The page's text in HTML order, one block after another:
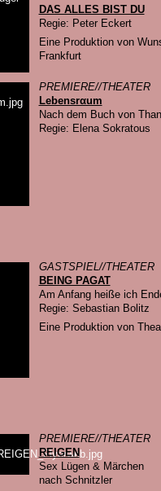
DAS ALLES BIST DU
Regie: Peter Eckert
Eine Produktion von
Frankfurt
PREMIERE//THEATER
Lebensrαum
Nach dem Buch von
Regie: Elena Sokratous
GASTSPIEL//THEATER
BEING PAGAT
Am Anfang heiße ich
Regie: Sebastian Bolitz
Eine Produktion von
PREMIERE//THEATER
REIGEN
Sex Lügen & Märchen
nach Schnitzler